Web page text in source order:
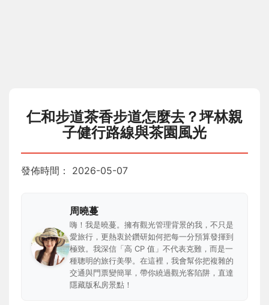
仁和步道茶香步道怎麼去？坪林親
子健行路線與茶園風光
發佈時間： 2026-05-07
周曉蔓
嗨！我是曉蔓。擁有觀光管理背景的我，不只是
愛旅行，更熱衷於鑽研如何把每一分預算發揮到
極致。我深信「高 CP 值」不代表克難，而是一
種聰明的旅行美學。在這裡，我會幫你把複雜的
交通與門票變簡單，帶你繞過觀光客陷阱，直達
隱藏版私房景點！